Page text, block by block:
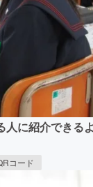
さと納税machi-ya
に紹介できる
コード